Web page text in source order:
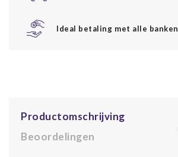
Ideal betaling met alle banken
Productomschrijving
Beoordelingen